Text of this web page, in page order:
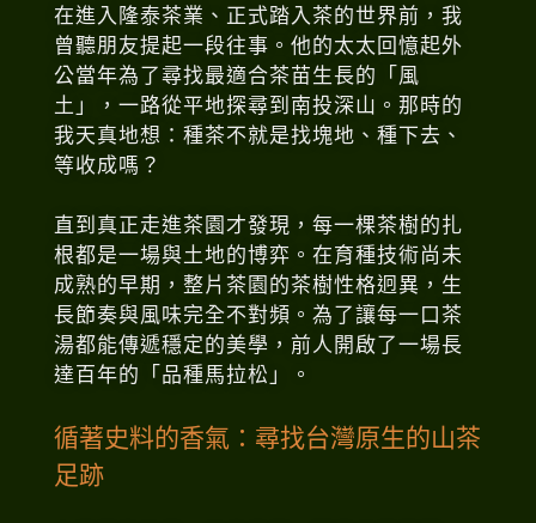
在進入隆泰茶業、正式踏入茶的世界前，我
曾聽朋友提起一段往事。他的太太回憶起外
公當年為了尋找最適合茶苗生長的「風
土」，一路從平地探尋到南投深山。那時的
我天真地想：種茶不就是找塊地、種下去、
等收成嗎？
直到真正走進茶園才發現，每一棵茶樹的扎
根都是一場與土地的博弈。在育種技術尚未
成熟的早期，整片茶園的茶樹性格迥異，生
長節奏與風味完全不對頻。為了讓每一口茶
湯都能傳遞穩定的美學，前人開啟了一場長
達百年的「品種馬拉松」。
循著史料的香氣：尋找台灣原生的山茶
足跡